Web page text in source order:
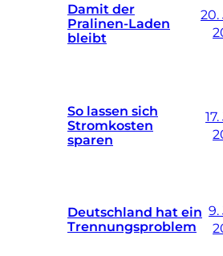
Damit der
Pralinen-Laden
bleibt
20.
So lassen sich
Stromkosten
sparen
Deutschland hat ein
Trennungsproblem
9.